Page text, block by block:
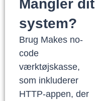
Mangler dit
system?
Brug Makes no-
code
værktøjskasse,
som inkluderer
HTTP-appen, der